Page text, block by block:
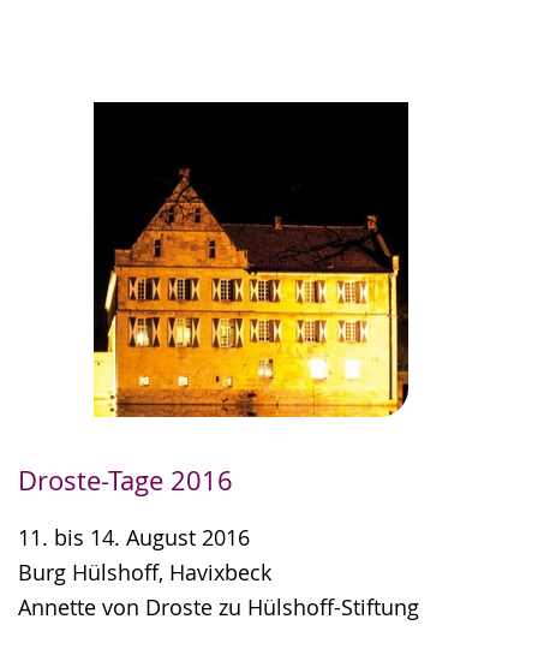
Droste-Tage 2016
11. bis 14. August 2016
Burg Hülshoff, Havixbeck
Annette von Droste zu Hülshoff-Stiftung